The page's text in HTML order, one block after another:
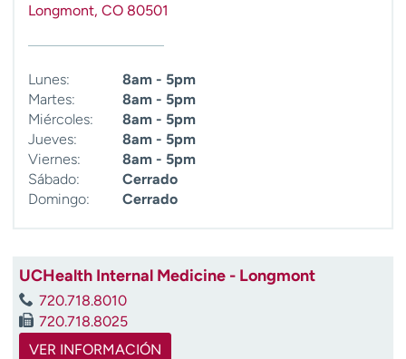
Longmont, CO 80501
Lunes:
8am - 5pm
Martes:
8am - 5pm
Miércoles:
8am - 5pm
Jueves:
8am - 5pm
Viernes:
8am - 5pm
Sábado:
Cerrado
Domingo:
Cerrado
UCHealth Internal Medicine - Longmont
720.718.8010
720.718.8025
VER INFORMACIÓN